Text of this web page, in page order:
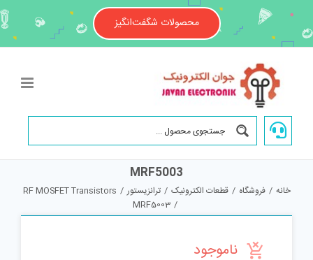
content
محصولات شگفت‌انگیز
MRF5003
خانه / فروشگاه / قطعات الکترونیک / ترانزیستور /
RF MOSFET Transistors
/
MRF5003
ناموجود